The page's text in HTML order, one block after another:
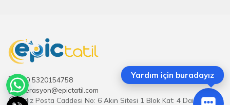
+90 5320154758
operasyon@epictatil.com
Yıldız Posta Caddesi No: 6 Akın Sitesi 1 Blok Kat: 4 Daire: 8
Yardım için buradayız